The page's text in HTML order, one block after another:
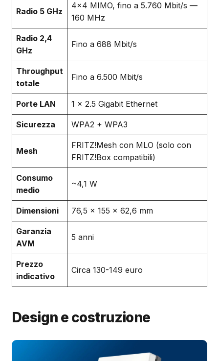
Radio 5 GHz
4×4 MIMO, fino a 5.760 Mbit/s —
160 MHz
Radio 2,4
GHz
Fino a 688 Mbit/s
Throughput
totale
Fino a 6.500 Mbit/s
Porte LAN 1 × 2.5 Gigabit Ethernet
Sicurezza WPA2 + WPA3
Mesh
FRITZ!Mesh con MLO (solo con
FRITZ!Box compatibili)
Consumo
medio
~4,1 W
Dimensioni 76,5 × 155 × 62,6 mm
Garanzia
AVM
5 anni
Prezzo
indicativo
Circa 130-149 euro
Design e costruzione